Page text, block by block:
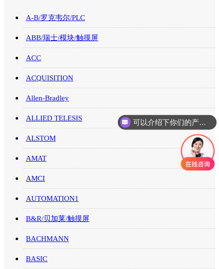
A-B/罗克韦尔/PLC
ABB/瑞士/模块/触摸屏
ACC
ACQUISITION
Allen-Bradley
ALLIED TELESIS
ALSTOM
AMAT
AMCI
AUTOMATION1
B&R/贝加莱/触摸屏
BACHMANN
BASIC
你们是怎么收费的呢